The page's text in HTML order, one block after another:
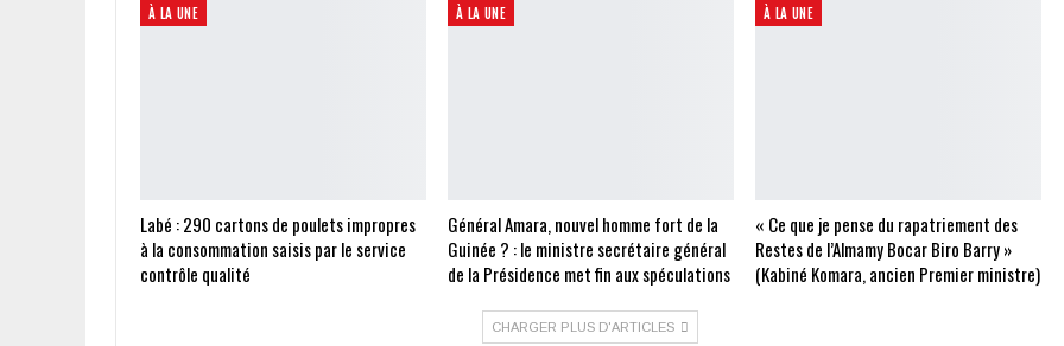
À LA UNE
Labé : 290 cartons de poulets impropres
à la consommation saisis par le service
contrôle qualité
À LA UNE
Général Amara, nouvel homme fort de la
Guinée ? : le ministre secrétaire général
de la Présidence met fin aux spéculations
À LA UNE
« Ce que je pense du rapatriement des
Restes de l’Almamy Bocar Biro Barry »
(Kabiné Komara, ancien Premier ministre)
CHARGER PLUS D'ARTICLES